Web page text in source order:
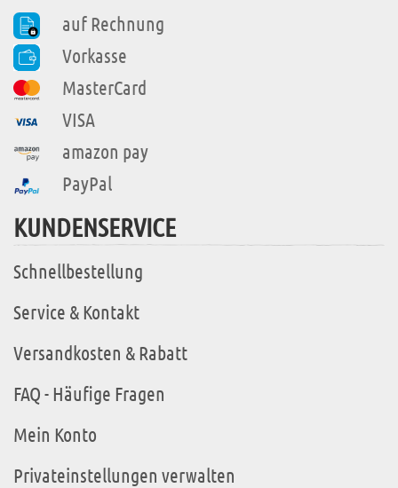
auf Rechnung
Vorkasse
MasterCard
VISA
amazon pay
PayPal
KUNDENSERVICE
Schnellbestellung
Service & Kontakt
Versandkosten & Rabatt
FAQ - Häufige Fragen
Mein Konto
Privateinstellungen verwalten